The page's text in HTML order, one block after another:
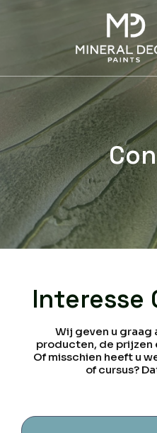
Interesse
Wij geven u graag
producten, de prijzen
Of misschien heeft u
of cursus?